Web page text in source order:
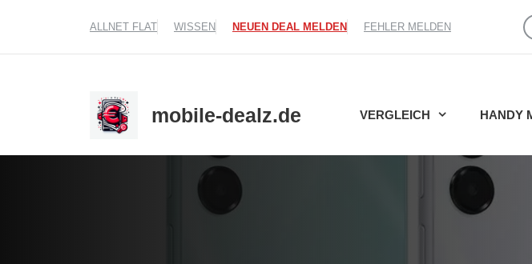
ALLNET FLAT WISSEN NEUEN DEAL MELDEN FEHLER MELDEN
mobile-dealz.de VERGLEICH HANDY